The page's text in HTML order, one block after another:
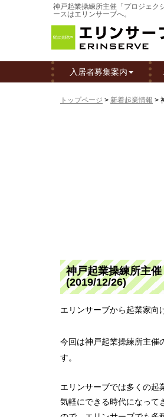
神戸起業操練所主催「プロジェ
ースはエリンサーブへ。
入居者募集案内
トップページ > 新着起業情報 >
神戸起業操練所主
(2019/12/26)
エリンサーブから起業家向
今回は神戸起業操練所主催
す。
エリンサーブでは多くの起
気軽にできる時代になって